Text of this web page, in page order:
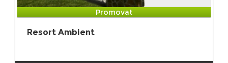
Promovat
Resort Ambient